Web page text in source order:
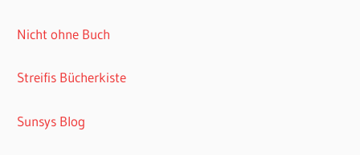
Nicht ohne Buch
Streifis Bücherkiste
Sunsys Blog